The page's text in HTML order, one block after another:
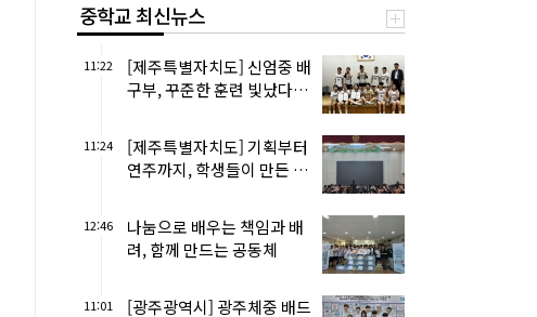
중학교 최신뉴스
11:22
[제주특별자치도] 신엄중 배
구부, 꾸준한 훈련 빛났다…
…
11:24
[제주특별자치도] 기획부터
연주까지, 학생들이 만든 특
12:46
나눔으로 배우는 책임과 배
려, 함께 만드는 공동체
11:01
[광주광역시] 광주체중 배드